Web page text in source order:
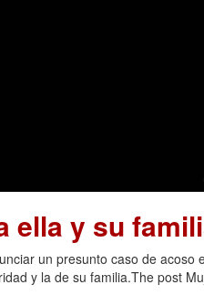
ella y su
un presunto caso de acoso
y la de su familia.The post